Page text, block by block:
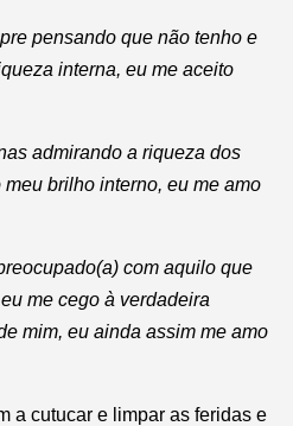
pensando que não tenho e
interna, eu me aceito
admirando a riqueza dos
brilho interno, eu me amo
com aquilo que
me cego à verdadeira
mim, eu ainda assim me amo
a cutucar e limpar as feridas e